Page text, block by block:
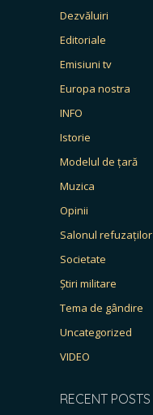
Dezvăluiri
Editoriale
Emisiuni tv
Europa nostra
INFO
Istorie
Modelul de țară
Muzica
Opinii
Salonul refuzaților
Societate
Știri militare
Tema de gândire
Uncategorized
VIDEO
RECENT POSTS